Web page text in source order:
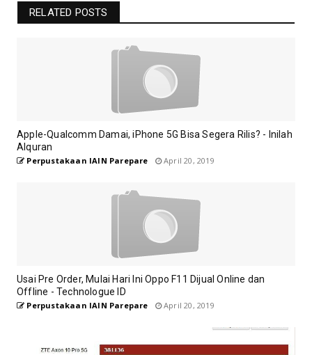
RELATED POSTS
Apple-Qualcomm Damai, iPhone 5G Bisa Segera Rilis? - Inilah
Alquran
Perpustakaan IAIN Parepare April 20, 2019
Usai Pre Order, Mulai Hari Ini Oppo F11 Dijual Online dan
Offline - Technologue ID
Perpustakaan IAIN Parepare April 20, 2019